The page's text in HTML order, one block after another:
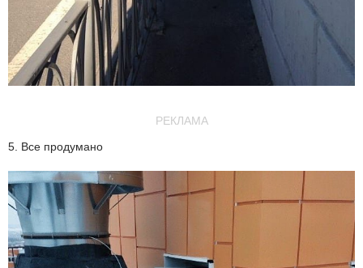
РЕКЛАМА
5. Все продумано